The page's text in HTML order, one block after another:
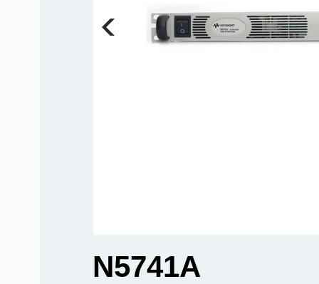
N5741A